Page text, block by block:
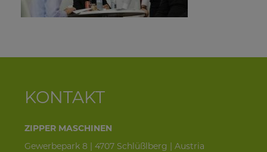
KONTAKT
ZIPPER MASCHINEN
Gewerbepark 8 | 4707 Schlüßlberg | Austria